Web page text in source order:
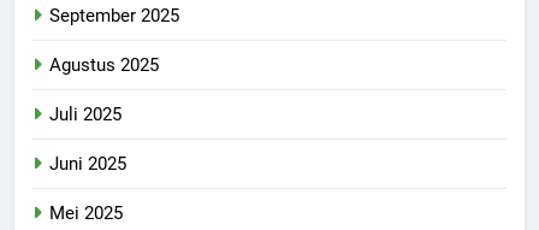
September 2025
Agustus 2025
Juli 2025
Juni 2025
Mei 2025